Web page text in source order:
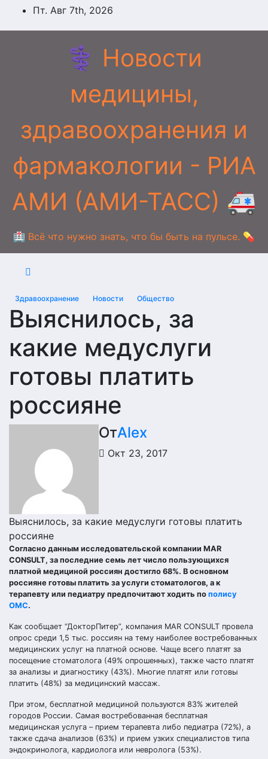
ПерейтиПт. Авг 7th, 2026
⚕️ Новости
медицины,
здравоохранения и
фармакологии - РИА
АМИ (АМИ-ТАСС) 🚑
🏥 Всё что нужно знать, что бы быть на пульсе. 💊
Здравоохранение Новости Общество
Выяснилось, за
какие медуслуги
готовы платить
россияне
ОтAlex
Окт 23, 2017
Выяснилось, за какие медуслуги готовы платить
россияне
Согласно данным исследовательской компании MAR
CONSULT, за последние семь лет число пользующихся
платной медициной россиян достигло 68%. В основном
россияне готовы платить за услуги стоматологов, а к
терапевту или педиатру предпочитают ходить по полису
ОМС.
Как сообщает “ДокторПитер”, компания MAR CONSULT провела
опрос среди 1,5 тыс. россиян на тему наиболее востребованных
медицинских услуг на платной основе. Чаще всего платят за
посещение стоматолога (49% опрошенных), также часто платят
за анализы и диагностику (43%). Многие платят или готовы
платить (48%) за медицинский массаж.
При этом, бесплатной медициной пользуются 83% жителей
городов России. Самая востребованная бесплатная
медицинская услуга – прием терапевта либо педиатра (72%), а
также сдача анализов (63%) и прием узких специалистов типа
эндокринолога, кардиолога или невролога (53%).